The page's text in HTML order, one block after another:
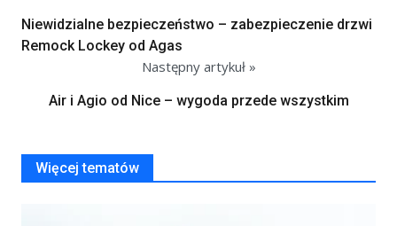
Niewidzialne bezpieczeństwo – zabezpieczenie drzwi
Remock Lockey od Agas
Następny artykuł »
Air i Agio od Nice – wygoda przede wszystkim
Więcej tematów